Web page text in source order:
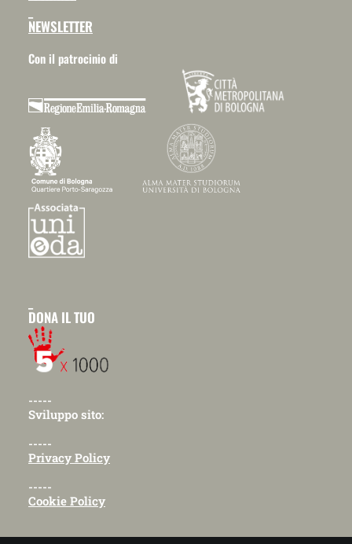
NEWSLETTER
Con il patrocinio di
DONA IL TUO
-----
Sviluppo sito:
-----
Privacy Policy
-----
Cookie Policy